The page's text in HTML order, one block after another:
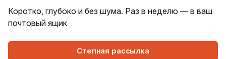
Коротко, глубоко и без шума. Раз в неделю — в ваш
почтовый ящик
Степная рассылка